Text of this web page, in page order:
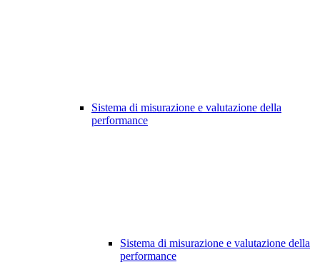
Sistema di misurazione e valutazione della
performance
Sistema di misurazione e valutazione della
performance